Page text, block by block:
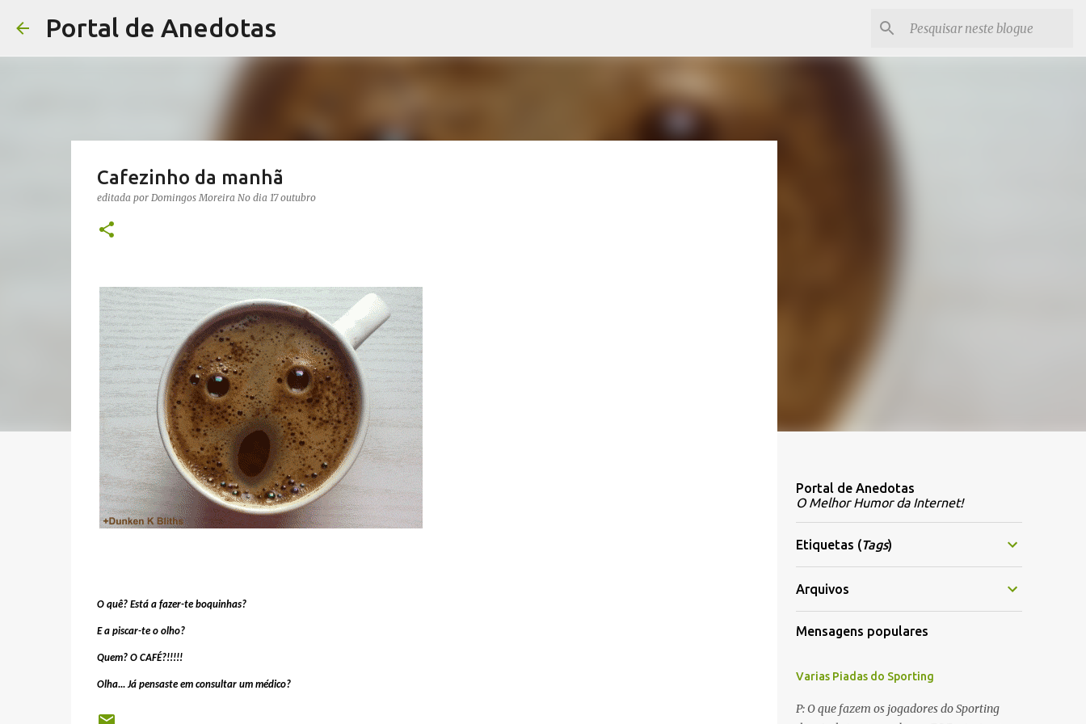
Portal de Anedotas
Cafezinho da manhã
editada por Domingos Moreira No dia 17 outubro
O quê? Está a fazer-te boquinhas?
E a piscar-te o olho?
Quem? O CAFÉ?!!!!!
Olha... Já pensaste em consultar um médico?
Portal de Anedotas
O Melhor Humor da Internet!
Etiquetas (Tags)
Arquivos
Mensagens populares
Varias Piadas do Sporting
P: O que fazem os jogadores do Sporting